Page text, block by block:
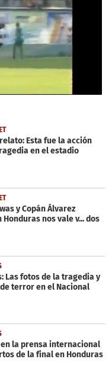
Esta fue la acción
en el estadio
y Copán Álvarez
Honduras nos vale v... dos
Las fotos de la tragedia y
terror en el Nacional
la prensa internacional
de la final en Honduras